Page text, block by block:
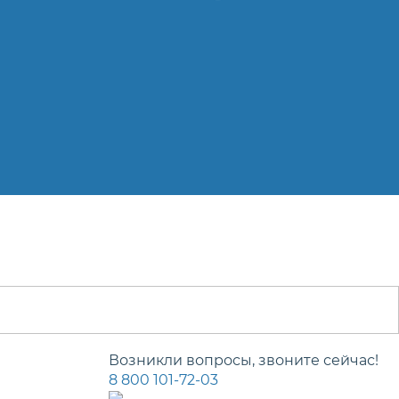
Возникли вопросы, звоните сейчас!
8 800 101-72-03